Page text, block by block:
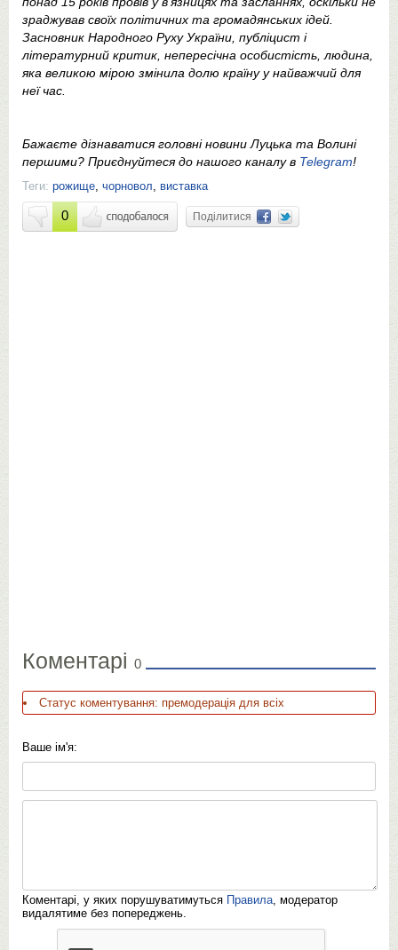
зраджував своїх політичних та громадянських ідей.
Засновник Народного Руху України, публіцист і
літературний критик, непересічна особистість, людина,
яка великою мірою змінила долю країну у найважчий для
неї час.
Бажаєте дізнаватися головні новини Луцька та Волині
першими? Приєднуйтеся до нашого каналу в Telegram!
Теги: рожище чорновол виставка
0 Поділитися
Коментарі 0
Статус коментування: премодерація для всіх
Ваше ім'я:
Коментарі, у яких порушуватимуться Правила , модератор
видалятиме без попереджень.